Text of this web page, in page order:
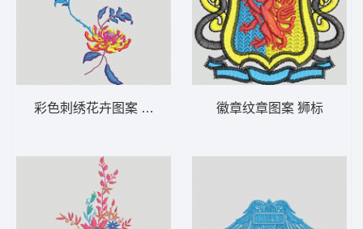
彩色刺绣花卉图案 靓花 徽章纹章图案 狮标